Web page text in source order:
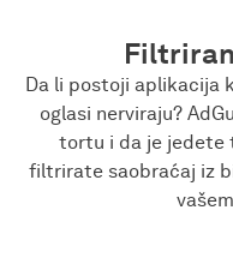
Da li postoji aplikacija
oglasi nerviraju?
tortu i da je jedete
filtrirate saobraćaj iz